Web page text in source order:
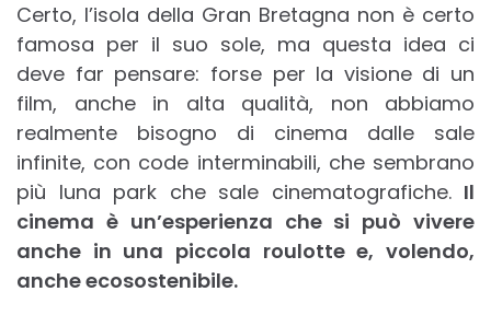
Certo, l’isola della Gran Bretagna non è certo
famosa per il suo sole, ma questa idea ci
deve far pensare: forse per la visione di un
film, anche in alta qualità, non abbiamo
realmente bisogno di cinema dalle sale
infinite, con code interminabili, che sembrano
più luna park che sale cinematografiche. Il
cinema è un’esperienza che si può vivere
anche in una piccola roulotte e, volendo,
anche ecosostenibile.